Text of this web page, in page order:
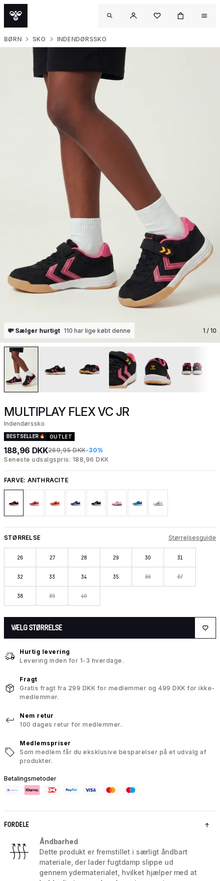
BØRN SKO INDENDØRSSKO
💸 Sælger hurtigt 110 har lige købt denne 1 / 10
MULTIPLAY FLEX VC JR
Indendørssko
BESTSELLER OUTLET
188,96 DKK269,95 DKK-30%
Seneste udsalgspris: 188,96 DKK
FARVE: ANTHRACITE
STØRRELSE Størrelsesguide
26 27 28 29 30 31
32 33 34 35 36 37
38 39 40
VÆLG STØRRELSE
Hurtig levering
Levering inden for 1-3 hverdage.
Fragt
Gratis fragt fra 299 DKK for medlemmer og 499 DKK for ikke-
medlemmer.
Nem retur
100 dages retur for medlemmer.
Medlemspriser
Som medlem får du eksklusive besparelser på et udvalg af
produkter.
Betalingsmetoder
FORDELE
Åndbarhed
Dette produkt er fremstillet i særligt åndbart
materiale, der lader fugtdamp slippe ud
gennem ydermaterialet, hvilket hjælper med at